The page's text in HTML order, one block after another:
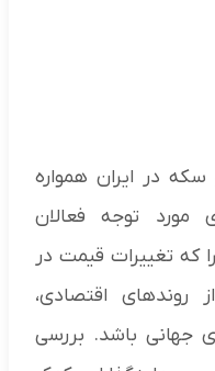
سکه در ایران همواره
توجه فعالان
که تغییرات قیمت در
روندهای اقتصادی،
جهانی باشد. بررسی